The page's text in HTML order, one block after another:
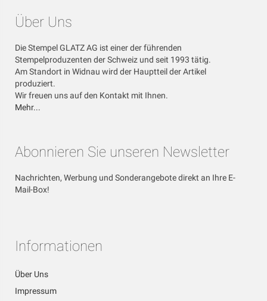
Über Uns
Die Stempel GLATZ AG ist einer der führenden
Stempelproduzenten der Schweiz und seit 1993 tätig.
Am Standort in Widnau wird der Hauptteil der Artikel
produziert.
Wir freuen uns auf den Kontakt mit Ihnen.
Mehr...
Abonnieren Sie unseren Newsletter
Nachrichten, Werbung und Sonderangebote direkt an Ihre E-
Mail-Box!
Informationen
Über Uns
Impressum